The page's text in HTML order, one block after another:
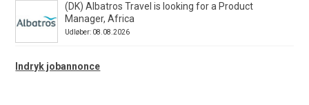
(DK) Albatros Travel is looking for a Product
Manager, Africa
Udløber: 08.08.2026
Indryk jobannonce